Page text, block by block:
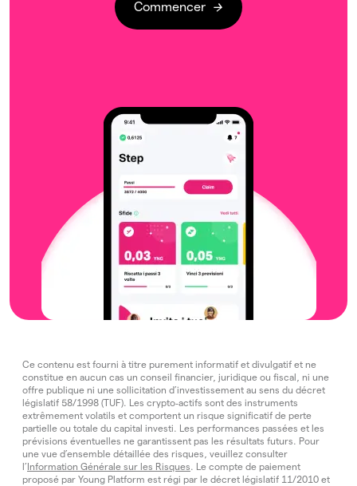
Commencer
Ce contenu est fourni à titre purement informatif et divulgatif et ne
constitue en aucun cas un conseil financier, juridique ou fiscal, ni une
offre publique ni une sollicitation d’investissement au sens du décret
législatif 58/1998 (TUF). Les crypto‑actifs sont des instruments
extrêmement volatils et comportent un risque significatif de perte
partielle ou totale du capital investi. Les performances passées et les
prévisions éventuelles ne garantissent pas les résultats futurs. Pour
une vue d’ensemble détaillée des risques, veuillez consulter
l’ Information Générale sur les Risques. Le compte de paiement
proposé par Young Platform est régi par le décret législatif 11/2010 et